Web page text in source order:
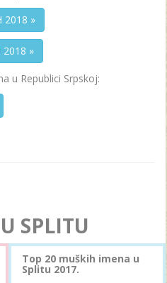
2018 »
»
u Republici Srpskoj:
SPLITU
Top 20 muških imena u
Splitu 2017.